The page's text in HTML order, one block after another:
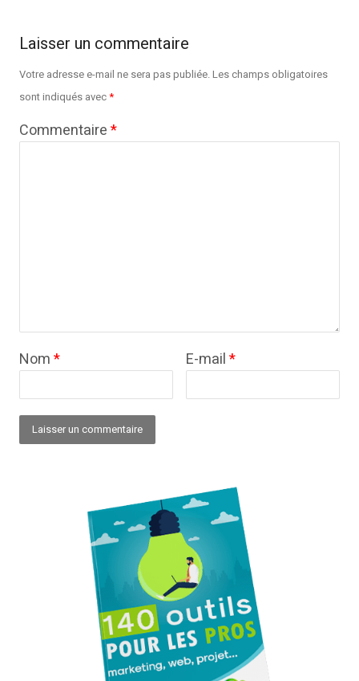
Laisser un commentaire
Votre adresse e-mail ne sera pas publiée.Les champs obligatoires
sont indiqués avec*
Commentaire*
Nom* E-mail*